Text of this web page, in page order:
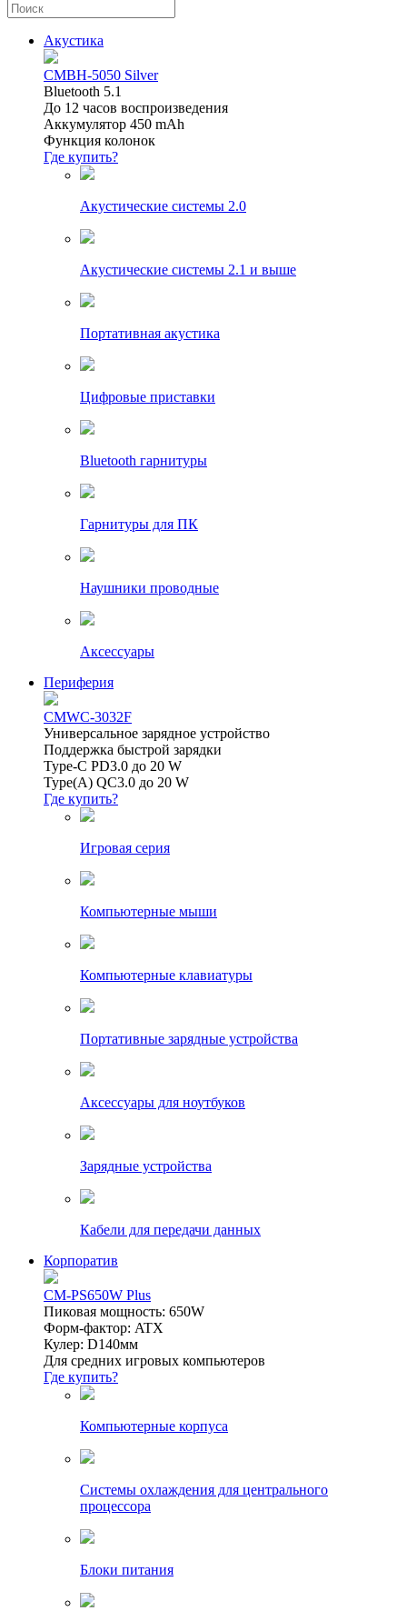
Акустика
CMBH-5050 Silver
Bluetooth 5.1
До 12 часов воспроизведения
Аккумулятор 450 mAh
Функция колонок
Где купить?
Акустические системы 2.0
Акустические системы 2.1 и выше
Портативная акустика
Цифровые приставки
Bluetooth гарнитуры
Гарнитуры для ПК
Наушники проводные
Аксессуары
Периферия
CMWC-3032F
Универсальное зарядное устройство
Поддержка быстрой зарядки
Type-C PD3.0 до 20 W
Type(A) QC3.0 до 20 W
Где купить?
Игровая серия
Компьютерные мыши
Компьютерные клавиатуры
Портативные зарядные устройства
Аксессуары для ноутбуков
Зарядные устройства
Кабели для передачи данных
Корпоратив
CM-PS650W Plus
Пиковая мощность: 650W
Форм-фактор: ATX
Кулер: D140мм
Для средних игровых компьютеров
Где купить?
Компьютерные корпуса
Системы охлаждения для центрального
процессора
Блоки питания